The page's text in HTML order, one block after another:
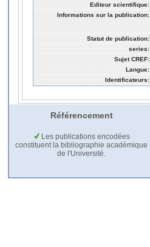
Editeur scientifique:
Informations sur la publication:
Statut de publication:
series:
Sujet CREF:
Langue:
Identificateurs:
Référencement
Les publications encodées
constituent la bibliographie académique
de l'Université.